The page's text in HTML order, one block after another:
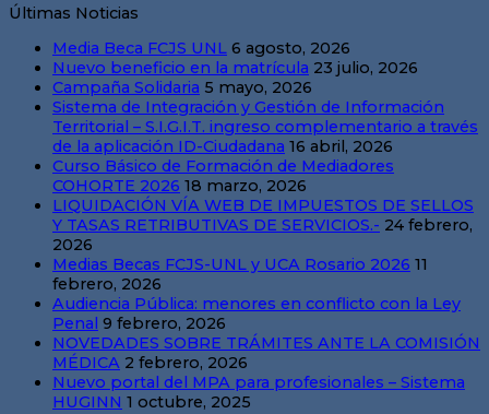
Últimas Noticias
Media Beca FCJS UNL 6 agosto, 2026
Nuevo beneficio en la matrícula 23 julio, 2026
Campaña Solidaria 5 mayo, 2026
Sistema de Integración y Gestión de Información
Territorial – S.I.G.I.T. ingreso complementario a través
de la aplicación ID-Ciudadana 16 abril, 2026
Curso Básico de Formación de Mediadores
COHORTE 2026 18 marzo, 2026
LIQUIDACIÓN VÍA WEB DE IMPUESTOS DE SELLOS
Y TASAS RETRIBUTIVAS DE SERVICIOS.- 24 febrero,
2026
Medias Becas FCJS-UNL y UCA Rosario 2026 11
febrero, 2026
Audiencia Pública: menores en conflicto con la Ley
Penal 9 febrero, 2026
NOVEDADES SOBRE TRÁMITES ANTE LA COMISIÓN
MÉDICA 2 febrero, 2026
Nuevo portal del MPA para profesionales – Sistema
HUGINN 1 octubre, 2025